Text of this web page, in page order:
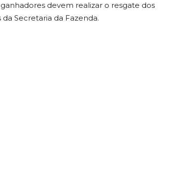
devem realizar o resgate dos
Secretaria da Fazenda.